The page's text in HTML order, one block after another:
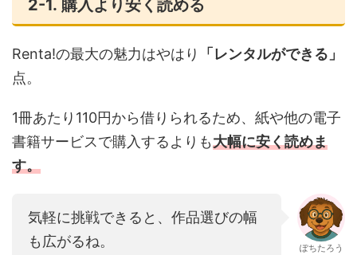
2-1. 購入より安く読める
Renta!の最大の魅力はやはり
「レンタルができる」
点。
1冊あたり110円から借りられるため、紙や他の電子
書籍サービスで購入するよりも大幅に安く読めま
す。
気軽に挑戦できると、作品選びの幅
も広がるね。
ぽちたろう